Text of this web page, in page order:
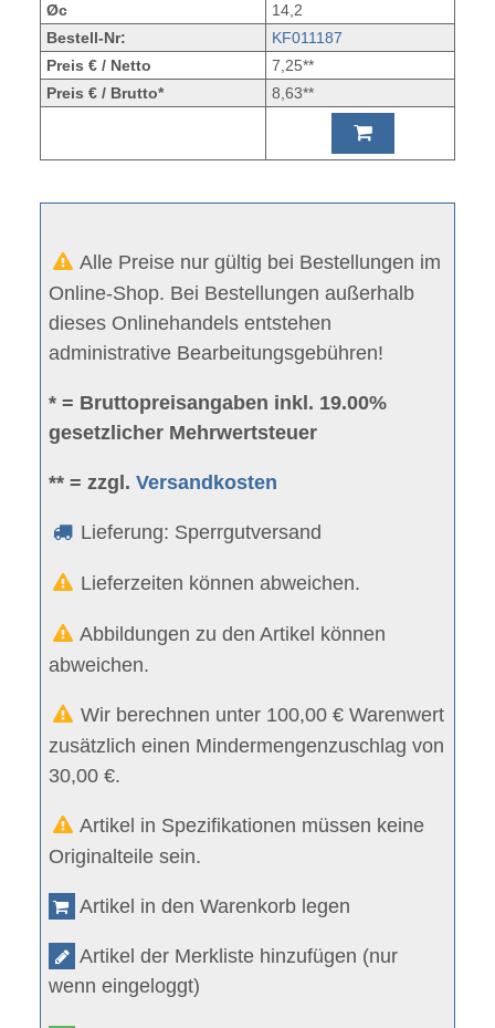
Øc
14,2
Bestell-Nr:
KF011187
Preis € / Netto
7,25**
Preis € / Brutto*
8,63**
Alle Preise nur gültig bei Bestellungen im
Online-Shop. Bei Bestellungen außerhalb
dieses Onlinehandels entstehen
administrative Bearbeitungsgebühren!
* = Bruttopreisangaben inkl. 19.00%
gesetzlicher Mehrwertsteuer
** = zzgl.Versandkosten
Lieferung: Sperrgutversand
Lieferzeiten können abweichen.
Abbildungen zu den Artikel können
abweichen.
Wir berechnen unter 100,00 € Warenwert
zusätzlich einen Mindermengenzuschlag von
30,00 €.
Artikel in Spezifikationen müssen keine
Originalteile sein.
Artikel in den Warenkorb legen
Artikel der Merkliste hinzufügen (nur
wenn eingeloggt)